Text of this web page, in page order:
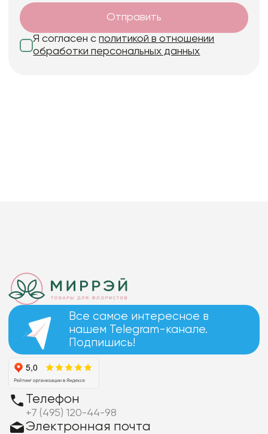
Отправить
Я согласен сполитикой в отношении
обработки персональных данных
Все самое интересное в
нашем Telegram-канале.
Подпишись!
Телефон
+7 (495) 120-44-98
Электронная почта